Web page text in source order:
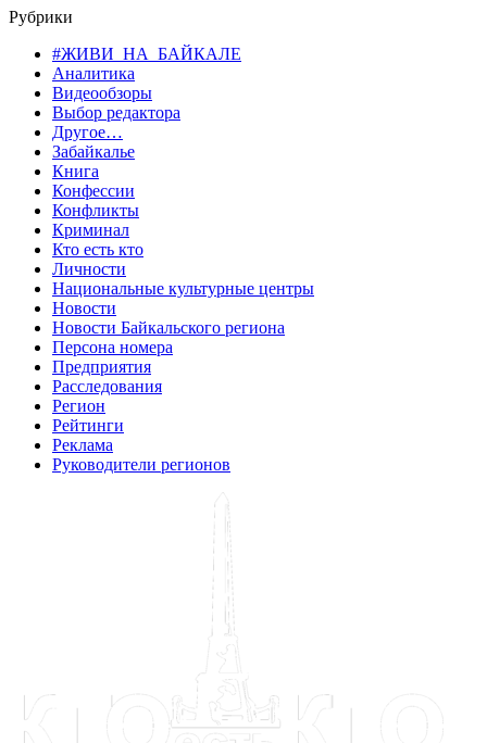
Рубрики
#ЖИВИ_НА_БАЙКАЛЕ
Аналитика
Видеообзоры
Выбор редактора
Другое…
Забайкалье
Книга
Конфессии
Конфликты
Криминал
Кто есть кто
Личности
Национальные культурные центры
Новости
Новости Байкальского региона
Персона номера
Предприятия
Расследования
Регион
Рейтинги
Реклама
Руководители регионов